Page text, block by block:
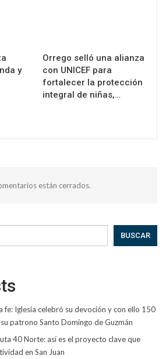
y
Orrego selló una alianza
con UNICEF para
fortalecer la protección
integral de niñas,…
están cerrados.
BUSCAR
fe: Iglesia celebró su devoción y con ello 150
patrono Santo Domingo de Guzmán
40 Norte: así es el proyecto clave que
en San Juan